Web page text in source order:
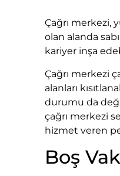
Çağrı merkezi,
olan alanda
kariyer inşa
Çağrı merkezi
alanları
durumu da
çağrı merkezi
hizmet veren
Boş